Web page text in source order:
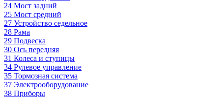
24 Мост задний
25 Мост средний
27 Устройство седельное
28 Рама
29 Подвеска
30 Ось передняя
31 Колеса и ступицы
34 Рулевое управление
35 Тормозная система
37 Электрооборудование
38 Приборы